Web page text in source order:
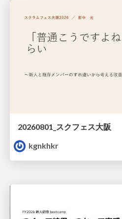
20260801_スクフェス大阪
kgnkhkr